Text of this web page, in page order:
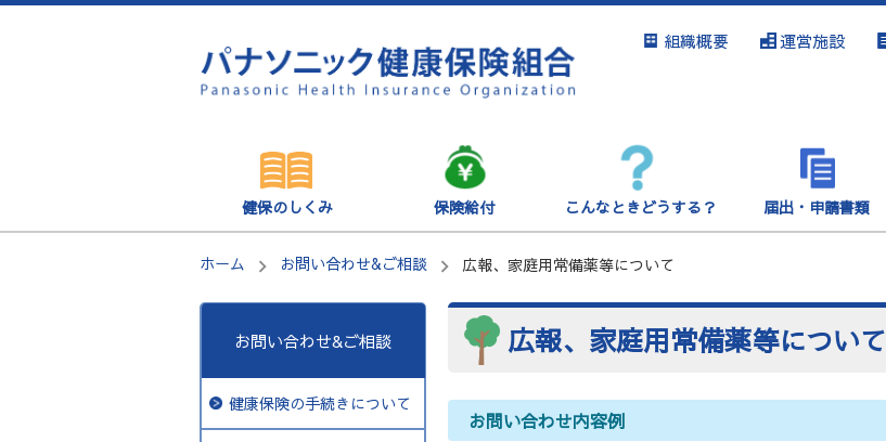
組織概要 運営施設
健保のしくみ 保険給付 こんなときどうする？ 届出・申請書類
ホーム お問い合わせ&ご相談 広報、家庭用常備薬等について
お問い合わせ&ご相談
健康保険の手続きについて
広報、家庭用常備薬等について
お問い合わせ内容例